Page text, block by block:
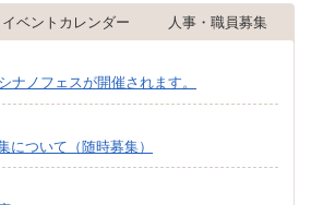
イベントカレンダー 人事・職員募集
ナノフェスが開催されます。
について（随時募集）